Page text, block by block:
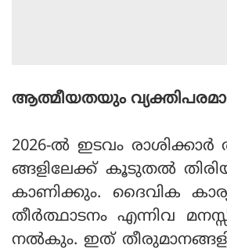
ആത്മീയതയും
2026-ല്‍ ഇടവം
ങ്ങളിലേക്ക് കൂടുതല്‍
കാണിക്കും. ദൈവിക
തീര്‍ത്ഥാടനം എന്നിവ
നല്‍കും. ഇത്